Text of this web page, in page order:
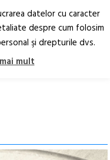
RO EN
datelor cu caracter
despre cum folosim
şi drepturile dvs.
mult